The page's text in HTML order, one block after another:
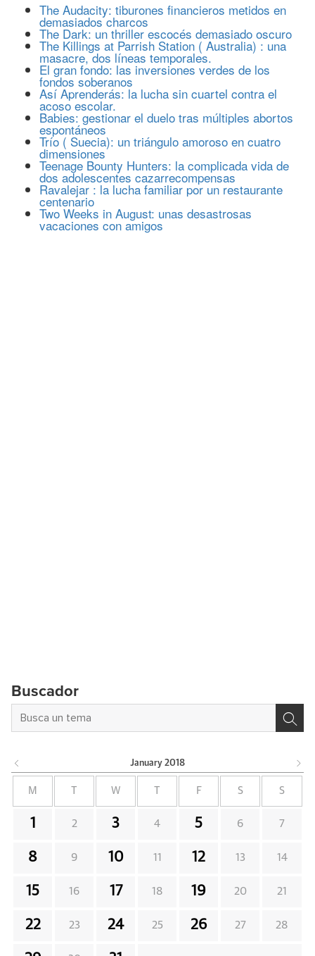
The Audacity: tiburones financieros metidos en
demasiados charcos
The Dark: un thriller escocés demasiado oscuro
The Killings at Parrish Station ( Australia) : una
masacre, dos líneas temporales.
El gran fondo: las inversiones verdes de los
fondos soberanos
Así Aprenderás: la lucha sin cuartel contra el
acoso escolar.
Babies: gestionar el duelo tras múltiples abortos
espontáneos
Trío ( Suecia): un triángulo amoroso en cuatro
dimensiones
Teenage Bounty Hunters: la complicada vida de
dos adolescentes cazarrecompensas
Ravalejar : la lucha familiar por un restaurante
centenario
Two Weeks in August: unas desastrosas
vacaciones con amigos
Buscador
January 2018
M W F S S
1 2 3 4 5 6 7
8 9 10 11 12 13 14
15 16 17 18 19 20 21
22 23 24 25 26 27 28